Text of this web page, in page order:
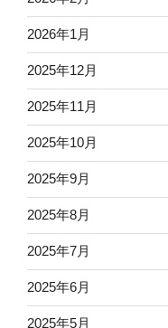
2026年1月
2025年12月
2025年11月
2025年10月
2025年9月
2025年8月
2025年7月
2025年6月
2025年5月